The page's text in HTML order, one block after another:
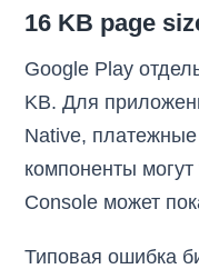
16 KB page
Google Play
KB. Для
Native,
компоненты могут
Console может
Типовая ошибка